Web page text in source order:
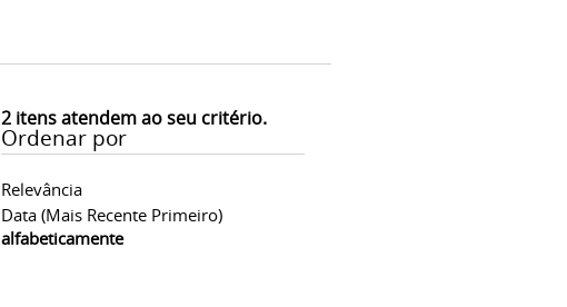
2itens atendem ao seu critério.
Ordenar por
Relevância
Data (mais Recente Primeiro)
alfabeticamente